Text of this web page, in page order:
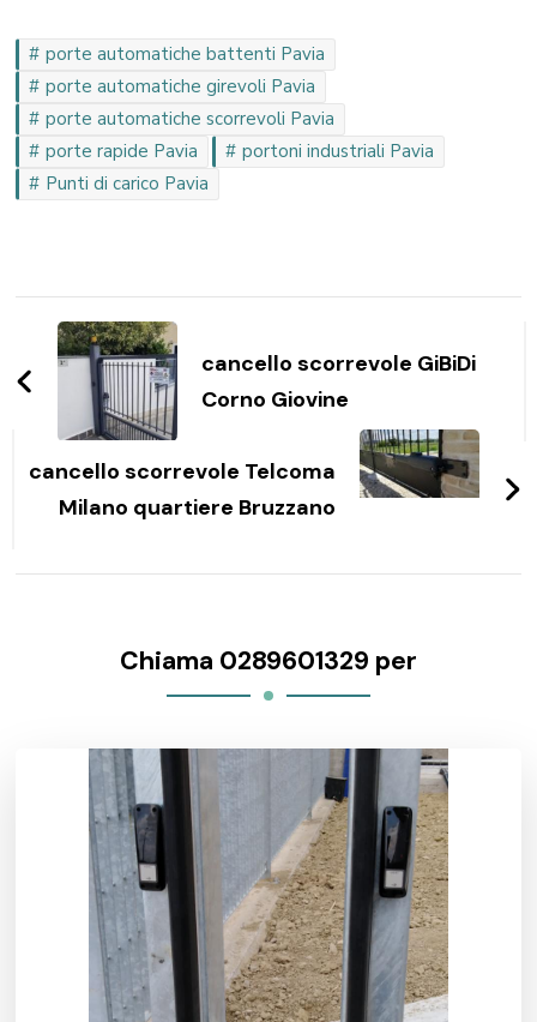
porte automatiche battenti Pavia
porte automatiche girevoli Pavia
porte automatiche scorrevoli Pavia
porte rapide Pavia
portoni industriali Pavia
Punti di carico Pavia
Navigazione
articoli
cancello scorrevole GiBiDi
Corno Giovine
cancello scorrevole Telcoma
Milano quartiere Bruzzano
Chiama 0289601329 per